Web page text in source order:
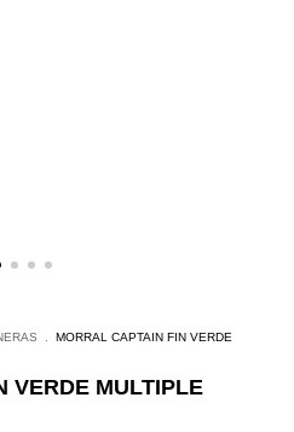
.
MORRAL CAPTAIN FIN VERDE
VERDE MULTIPLE